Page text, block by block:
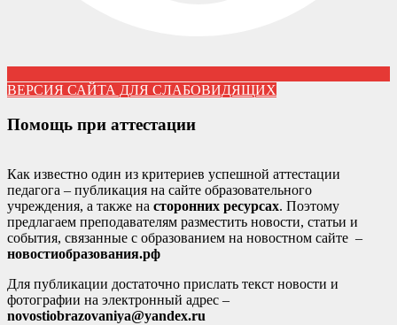
ВЕРСИЯ САЙТА ДЛЯ СЛАБОВИДЯЩИХ
Помощь при аттестации
Как известно один из критериев успешной аттестации
педагога – публикация на сайте образовательного
учреждения, а также на сторонних ресурсах. Поэтому
предлагаем преподавателям разместить новости, статьи и
события, связанные с образованием на новостном сайте –
новостиобразования.рф
Для публикации достаточно прислать текст новости и
фотографии на электронный адрес –
novostiobrazovaniya@yandex.ru